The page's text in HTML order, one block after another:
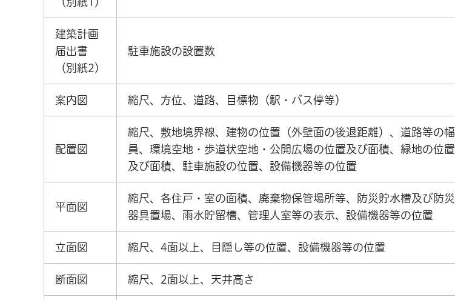
建築計画
届出書
（別紙2）
駐車施設の設置数
案内図 縮尺、方位、道路、目標物（駅・バス停等）
配置図
縮尺、敷地境界線、建物の位置（外壁面の後退距離）、道路等の幅
員、環境空地・歩道状空地・公開広場の位置及び面積、緑地の位置
及び面積、駐車施設の位置、設備機器等の位置
平面図
縮尺、各住戸・室の面積、廃棄物保管場所等、防災貯水槽及び防災
器具置場、雨水貯留槽、管理人室等の表示、設備機器等の位置
立面図 縮尺、4面以上、目隠し等の位置、設備機器等の位置
断面図 縮尺、2面以上、天井高さ